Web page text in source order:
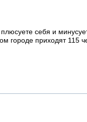
себя и
городе приходят 115